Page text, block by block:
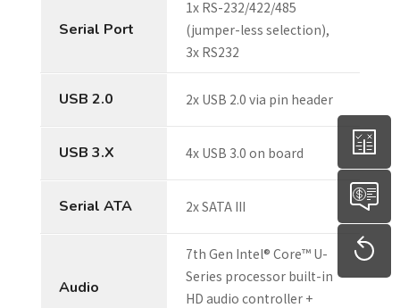
Serial Port
1x RS-232/422/485
(jumper-less selection),
3x RS232
USB 2.0 2x USB 2.0 via pin header
USB 3.X 4x USB 3.0 on board
Serial ATA 2x SATA III
Audio
7th Gen Intel® Core™ U-
Series processor built-in
HD audio controller +